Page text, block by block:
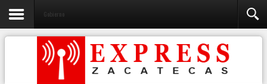
Gobierno